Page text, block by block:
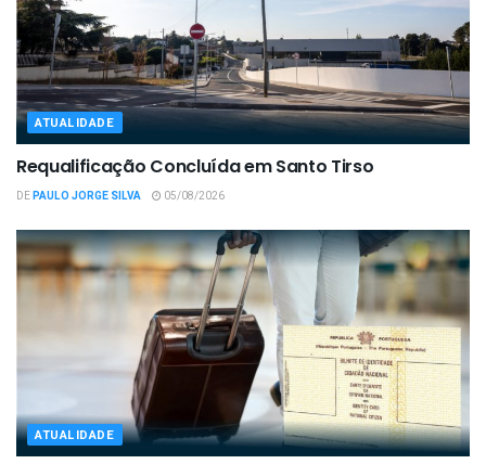
ATUALIDADE
Requalificação Concluída em Santo Tirso
DEPAULO JORGE SILVA 05/08/2026
ATUALIDADE